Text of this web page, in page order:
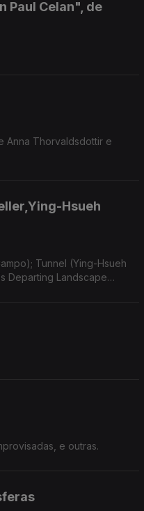
Paul Celan", de
Anna Thorvaldsdottir e
Hsueh
Tunnel (Ying-Hsueh
Departing Landscape
e outras.